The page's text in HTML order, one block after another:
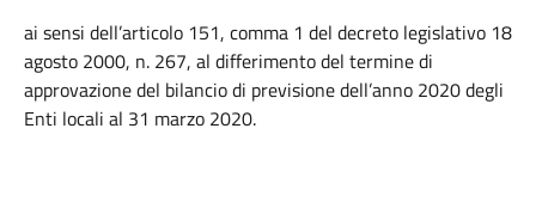
ai sensi dell’articolo 151, comma 1 del decreto legislativo 18
agosto 2000, n. 267, al differimento del termine di
approvazione del bilancio di previsione dell’anno 2020 degli
Enti locali al 31 marzo 2020.